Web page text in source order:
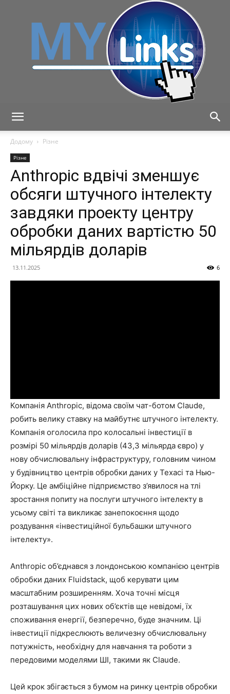
Додому
Різне
Різне
Anthropic вдвічі зменшує
обсяги штучного інтелекту
завдяки проекту центру
обробки даних вартістю 50
мільярдів доларів
13.11.2025 6
Компанія Anthropic, відома своїм чат-ботом Claude,
робить велику ставку на майбутнє штучного інтелекту.
Компанія оголосила про колосальні інвестиції в
розмірі 50 мільярдів доларів (43,3 мільярда євро) у
нову обчислювальну інфраструктуру, головним чином
у будівництво центрів обробки даних у Техасі та Нью-
Йорку. Це амбіційне підприємство з’явилося на тлі
зростання попиту на послуги штучного інтелекту в
усьому світі та викликає занепокоєння щодо
роздування «інвестиційної бульбашки штучного
інтелекту».
Anthropic об’єднався з лондонською компанією центрів
обробки даних Fluidstack, щоб керувати цим
масштабним розширенням. Хоча точні місця
розташування цих нових об’єктів ще невідомі, їх
споживання енергії, безперечно, буде значним. Ці
інвестиції підкреслюють величезну обчислювальну
потужність, необхідну для навчання та роботи з
передовими моделями ШІ, такими як Claude.
Цей крок збігається з бумом на ринку центрів обробки